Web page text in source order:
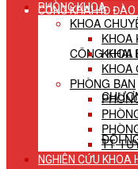
CÔNG KHAI HĐ ĐÀO
CÔNG KHAI
ĐỘI
PHÒNG KHOA
KHOA
KHOA
KHOA
KHOA
PHÒNG BAN
TT
NGHIÊN CỨU KHOA